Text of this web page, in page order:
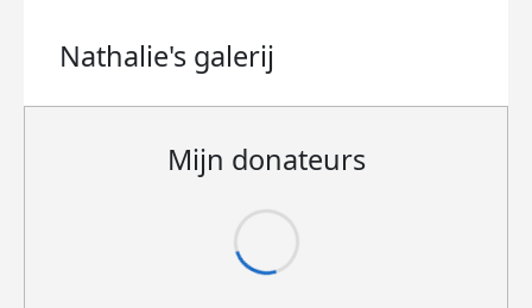
Nathalie's galerij
Mijn donateurs